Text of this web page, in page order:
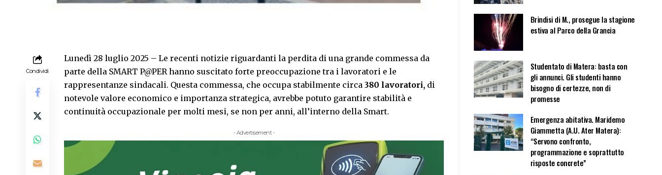
Condividi
Lunedì 28 luglio 2025 – Le recenti notizie riguardanti la perdita di una grande commessa da
parte della SMART P@PER hanno suscitato forte preoccupazione tra i lavoratori e le
rappresentanze sindacali. Questa commessa, che occupa stabilmente circa 380 lavoratori, di
notevole valore economico e importanza strategica, avrebbe potuto garantire stabilità e
continuità occupazionale per molti mesi, se non per anni, all’interno della Smart.
- Advertisement -
Brindisi di M., prosegue la stagione
estiva al Parco della Grancia
Studentato di Matera: basta con
gli annunci. Gli studenti hanno
bisogno di certezze, non di
promesse
Emergenza abitativa. Maridemo
Giammetta (A.U. Ater Matera):
“Servono confronto,
programmazione e soprattutto
risposte concrete”